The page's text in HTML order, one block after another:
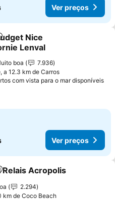
Ver preços
aos favoritos
Nice
Lenval
boa
7.936
a 12.3 km de Carros
com vista para o mar disponíveis
Ver preços
aos favoritos
Relais Acropolis
2.294
km de Coco Beach